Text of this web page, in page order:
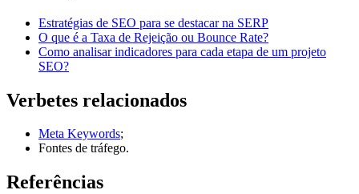
Estratégias de SEO para se destacar na SERP
O que é a Taxa de Rejeição ou Bounce Rate?
Como analisar indicadores para cada etapa de um projeto
SEO?
Verbetes relacionados
Meta Keywords;
Fontes de tráfego.
Referências